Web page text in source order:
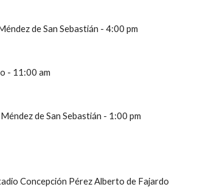
de San Sebastián - 4:00 pm
- 11:00 am
de San Sebastián - 1:00 pm
Concepción Pérez Alberto de Fajardo